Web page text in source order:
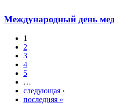
Международный день
Страницы
1
2
3
4
5
…
следующая ›
последняя »